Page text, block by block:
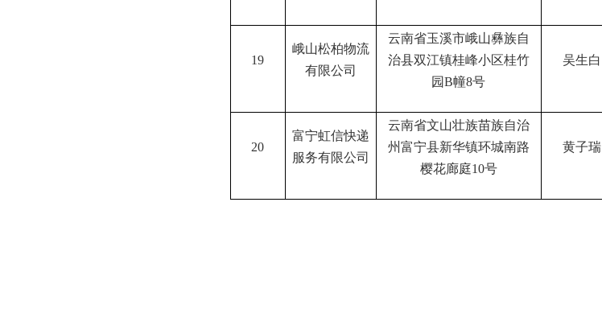
19
峨山松柏物流
有限公司
云南省玉溪市峨山彝族自
治县双江镇桂峰小区桂竹
园B幢8号
吴生白
20
富宁虹信快递
服务有限公司
云南省文山壮族苗族自治
州富宁县新华镇环城南路
樱花廊庭10号
黄子瑞